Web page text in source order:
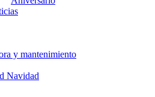
y mantenimiento
Navidad